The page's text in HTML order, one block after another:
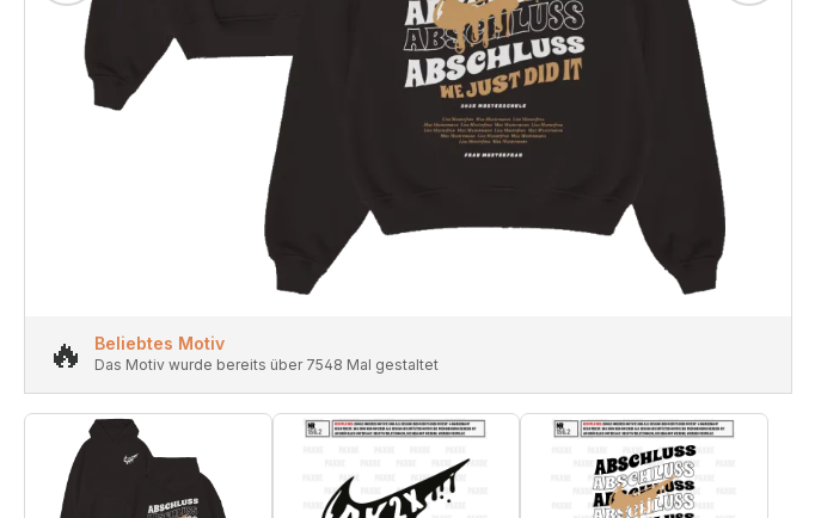
🔥 Beliebtes Motiv
Das Motiv wurde bereits über 7548 Mal gestaltet